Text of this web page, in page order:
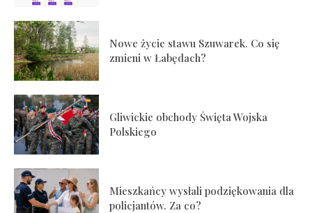
Nowe życie stawu Szuwarek. Co się
zmieni w Łabędach?
Gliwickie obchody Święta Wojska
Polskiego
Mieszkańcy wysłali podziękowania dla
policjantów. Za co?